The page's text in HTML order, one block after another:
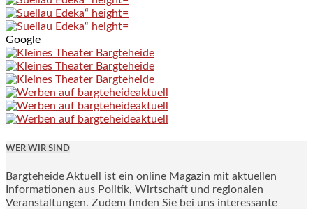
Google
WER WIR SIND
Bargteheide Aktuell ist ein online Magazin mit aktuellen
Informationen aus Politik, Wirtschaft und regionalen
Veranstaltungen. Zudem finden Sie bei uns interessante